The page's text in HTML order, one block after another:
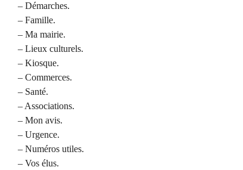
– Démarches.
– Famille.
– Ma mairie.
– Lieux culturels.
– Kiosque.
– Commerces.
– Santé.
– Associations.
– Mon avis.
– Urgence.
– Numéros utiles.
– Vos élus.